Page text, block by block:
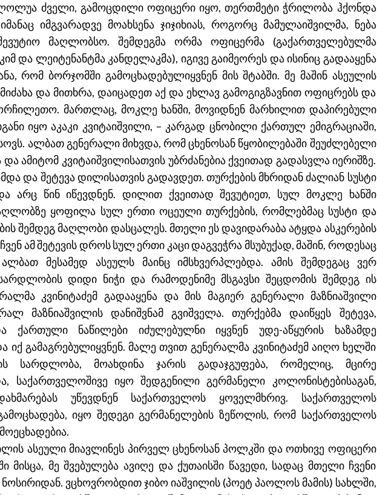
ძველი, გამოცდილი ოფიცერი იყო, თერთმეტი ჭრილობა ჰქონდა
იმგვარადვე მოახსენა ჯიჯიხიას, როგორც მამულაიშვილმა, ნება
მაღლობსო. შემდეგმა ორმა ოფიცერმა (გაქართველებულმა
და ლეიტენანტმა კანდელაკმა), იგივე გაიმეორეს და ისინიც გადააყენა
რომ ბორჯომში გამოცხადებულიყვნენ მის შტაბში. მე მაშინ ასეულის
და მითხრა, დაიცადეთ აქ და ეხლავ გამოგიგზავნით ოფიცრებს და
მართლაც, მოკლე ხანში, მოვიდნენ მარხილით დაპირებული
იყო აკაკი კვიტაიშვილი, – კარგად ცნობილი ქართულ ემიგრაციაში,
ალბათ გენერალი მიხვდა, რომ ცხენოსან წყობილებაში შეუძლებელი
ამიტომ კვიტაიშვილისათვის უბრძანებია ქვეითად გადასვლა იერიშზე.
და შეტევა დილისათვის გადავდეთ. თურქების მხრიდან ძალიან სუსტი
არც წინ იწევდნენ. დილით ქვეითად შევუტიეთ, სულ მოკლე ხანში
ყოფილა სულ ერთი ოცეული თურქების, რომლებმაც სუსტი და
შემდეგ მაღლობი დასცალეს. მთელი ეს დავიდარაბა ატყდა ასკერების
ამ შეტევის დროს სულ ერთი კაცი დაგვეჭრა მსუბუქად, მაშინ, როდესაც
ალბათ მესამედ ასეულს მაინც იმსხვერპლებდა. ამის შემდეგაც ვერ
სარდლობის დიდი ნიჭი და რამოდენიმე მსგავსი შეცდომის შემდეგ ის
კვინიტაძემ გადააყენა და მის მაგიერ გენერალი მაზნიაშვილი
მაზნიაშვილის დანიშვნამ გვიშველა. თურქებმა დაიწყეს შეტევა,
ქართული ნაწილები იძულებულნი იყვნენ უდე-აწყურის ხაზამდე
იქ გამაგრებულიყვნენ. მალე თვით გენერალმა კვინიტაძემ აიღო ხელში
სარდლობა, მოახდინა ჯარის გადაჯგუფება, რომელიც, მცირე
საქართველოშივე იყო შედგენილი გერმანელი კოლონისტებისაგან,
უწევდნენ საქართველოს ყოველმხრივ. საქართველოს
იყო შედეგი გერმანელების ზეწოლის, რომ საქართველოს
ასეული მიავლინეს პირველ ცხენოსან პოლკში და ოთხივე ოფიცერი
მისცა, მე შვებულება ავიღე და ქუთაისში წავედი, სადაც მთელი ჩვენი
ვცხოვრობდით ჯიბო იაშვილის (პოეტ პაოლოს მამის) სახლში,